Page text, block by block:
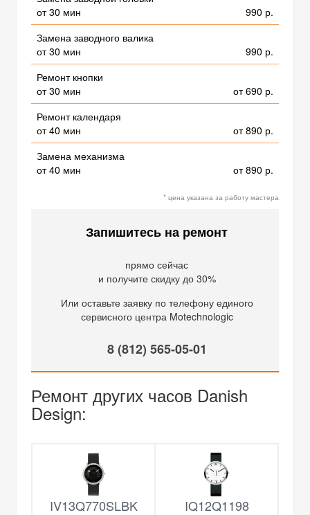
от 30 мин
990 р.
Замена заводного валика
от 30 мин
990 р.
Ремонт кнопки
от 30 мин
от 690 р.
Ремонт календаря
от 40 мин
от 890 р.
Замена механизма
от 40 мин
от 890 р.
* цена указана за работу мастера
Запишитесь на ремонт
прямо сейчас
и получите скидку до 30%
Или оставьте заявку по телефону единого
сервисного центра Motechnologic
8 (812) 565-05-01
Ремонт других часов Danish
Design:
IV13Q770SLBK IQ12Q1198